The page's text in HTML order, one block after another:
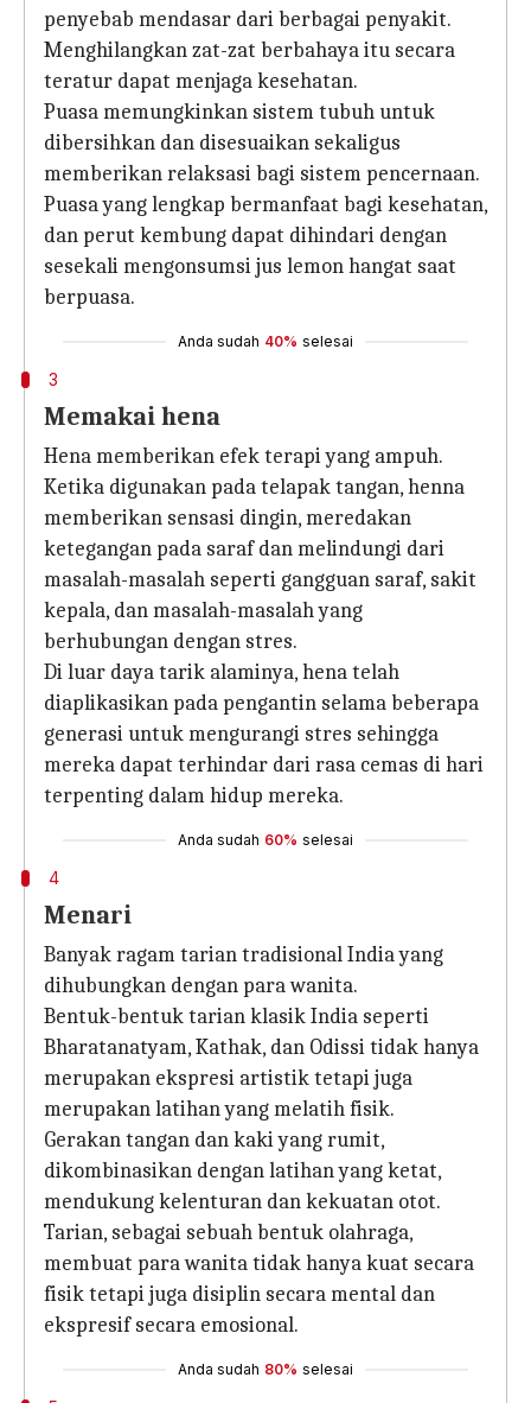
penyebab mendasar dari berbagai penyakit.
Menghilangkan zat-zat berbahaya itu secara
teratur dapat menjaga kesehatan.
Puasa memungkinkan sistem tubuh untuk
dibersihkan dan disesuaikan sekaligus
memberikan relaksasi bagi sistem pencernaan.
Puasa yang lengkap bermanfaat bagi kesehatan,
dan perut kembung dapat dihindari dengan
sesekali mengonsumsi jus lemon hangat saat
berpuasa.
Anda sudah 40% selesai
3
Memakai hena
Hena memberikan efek terapi yang ampuh.
Ketika digunakan pada telapak tangan, henna
memberikan sensasi dingin, meredakan
ketegangan pada saraf dan melindungi dari
masalah-masalah seperti gangguan saraf, sakit
kepala, dan masalah-masalah yang
berhubungan dengan stres.
Di luar daya tarik alaminya, hena telah
diaplikasikan pada pengantin selama beberapa
generasi untuk mengurangi stres sehingga
mereka dapat terhindar dari rasa cemas di hari
terpenting dalam hidup mereka.
Anda sudah 60% selesai
4
Menari
Banyak ragam tarian tradisional India yang
dihubungkan dengan para wanita.
Bentuk-bentuk tarian klasik India seperti
Bharatanatyam, Kathak, dan Odissi tidak hanya
merupakan ekspresi artistik tetapi juga
merupakan latihan yang melatih fisik.
Gerakan tangan dan kaki yang rumit,
dikombinasikan dengan latihan yang ketat,
mendukung kelenturan dan kekuatan otot.
Tarian, sebagai sebuah bentuk olahraga,
membuat para wanita tidak hanya kuat secara
fisik tetapi juga disiplin secara mental dan
ekspresif secara emosional.
Anda sudah 80% selesai